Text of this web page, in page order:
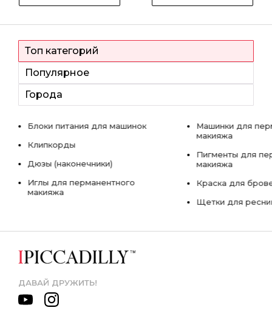
Топ категорий
Популярное
Города
Блоки питания для машинок
Клипкорды
Дюзы (наконечники)
Иглы для перманентного
макияжа
Машинки для
макияжа
Пигменты для
макияжа
Краска для
Щетки для
ДАВАЙ ДРУЖИТЬ!